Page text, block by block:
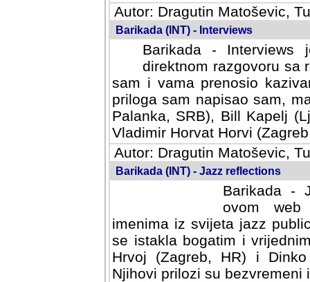
Autor: Dragutin Matoševic,
Barikada (INT) - Interviews
Barikada -
direktnom razgovoru sa
sam i vama prenosio
priloga sam napisao sam,
Palanka, SRB), Bill Kapelj
Vladimir Horvat Horvi
Autor: Dragutin Matoševic,
Barikada (INT) - Jazz reflections
Barikada -
ovom web
imenima iz svijeta jazz
se istakla bogatim i
Hrvoj (Zagreb, HR) i
Njihovi prilozi su bezvremeni